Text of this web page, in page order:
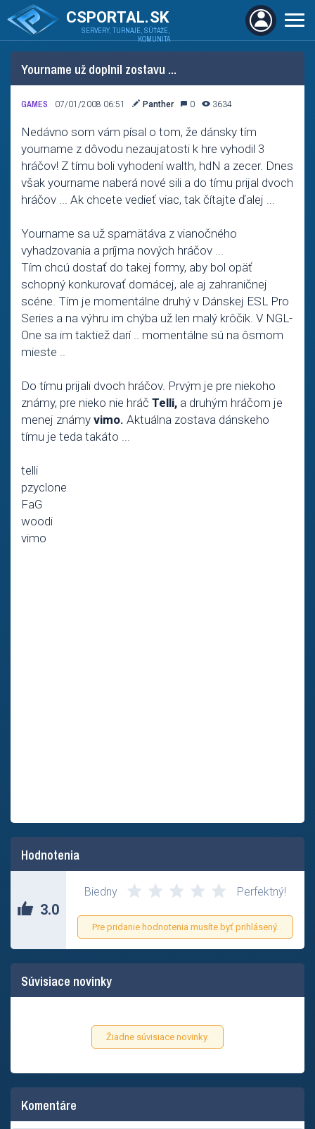
CSPORTAL.SK
SERVERY, TURNAJE, SÚŤAŽE,
KOMUNITA
Yourname už doplnil zostavu ...
GAMES 07/01/2008 06:51 Panther 0 3634
Nedávno som vám písal o tom, že dánsky tím
yourname z dôvodu nezaujatosti k hre vyhodil 3
hráčov! Z tímu boli vyhodení walth, hdN a zecer. Dnes
však yourname naberá nové sili a do tímu prijal dvoch
hráčov ... Ak chcete vedieť viac, tak čítajte ďalej ...
Yourname sa už spamätáva z vianočného
vyhadzovania a príjma nových hráčov ...
Tím chcú dostať do takej formy, aby bol opäť
schopný konkurovať domácej, ale aj zahraničnej
scéne. Tím je momentálne druhý v Dánskej ESL Pro
Series a na výhru im chýba už len malý krôčik. V NGL-
One sa im taktiež darí .. momentálne sú na ôsmom
mieste ..
Do tímu prijali dvoch hráčov. Prvým je pre niekoho
známy, pre nieko nie hráč Telli, a druhým hráčom je
menej známy vimo. Aktuálna zostava dánskeho
tímu je teda takáto ...
telli
pzyclone
FaG
woodi
vimo
Hodnotenia
3.0
Biedny Perfektný!
Pre pridanie hodnotenia musíte byť prihlásený.
Súvisiace novinky
Žiadne súvisiace novinky.
Komentáre